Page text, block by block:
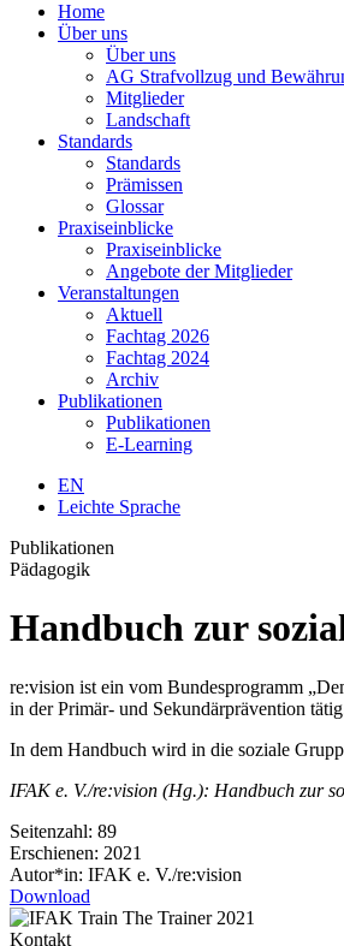
Home
Über uns
Über uns
AG Strafvollzug und
Mitglieder
Landschaft
Standards
Standards
Prämissen
Glossar
Praxiseinblicke
Praxiseinblicke
Angebote der Mitglieder
Veranstaltungen
Aktuell
Fachtag 2026
Fachtag 2024
Archiv
Publikationen
Publikationen
E-Learning
EN
Leichte Sprache
Publikationen
Pädagogik
Handbuch zur
re:vision ist ein vom Bundesprogramm
in der Primär- und Sekundärprävention
In dem Handbuch wird in die soziale
IFAK e. V./re:vision (Hg.): Handbuch zur
Seitenzahl: 89
Erschienen: 2021
Autor*in: IFAK e. V./re:vision
Download
Kontakt